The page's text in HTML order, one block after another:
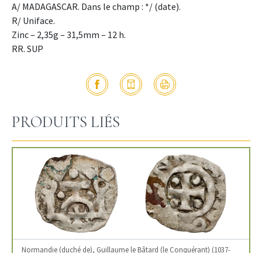
A/ MADAGASCAR. Dans le champ : */ (date).
R/ Uniface.
Zinc – 2,35g – 31,5mm – 12 h.
RR. SUP
PRODUITS LIÉS
Normandie (duché de), Guillaume le Bâtard (le Conquérant) (1037-